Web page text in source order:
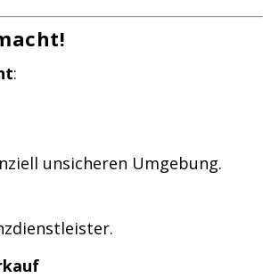
:
unsicheren Umgebung.